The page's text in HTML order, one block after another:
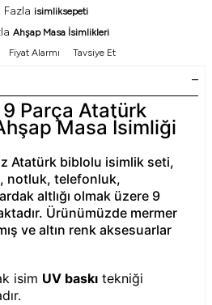
Fazla isimliksepeti
Ahşap Masa İsimlikleri
Fiyat Alarmı Tavsiye Et
Parça Atatürk
Masa İsimliği
Atatürk biblolu isimlik seti,
notluk, telefonluk,
altlığı olmak üzere 9
Ürünümüzde mermer
ve altın renk aksesuarlar
isim UV baskı tekniği